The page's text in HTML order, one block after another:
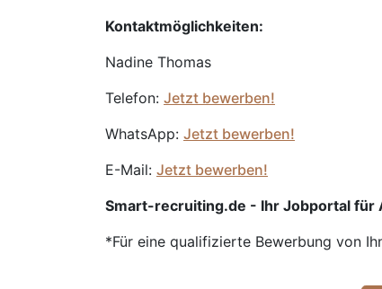
Kontaktmöglichkeiten:
Nadine Thomas
Telefon: Jetzt bewerben!
WhatsApp: Jetzt bewerben!
E-Mail: Jetzt bewerben!
Smart-recruiting.de - Ihr Jobportal für
*Für eine qualifizierte Bewerbung von